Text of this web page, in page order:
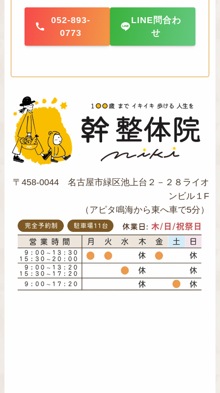
052-893-
0773
LINE問合わ
せ
〒458-0044 名古屋市緑区池上台２－２８ライオ
ンビル１F
（アピタ鳴海から東へ車で5分）